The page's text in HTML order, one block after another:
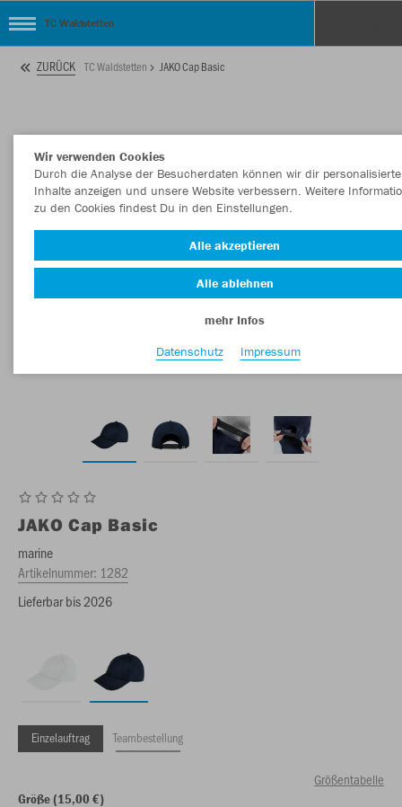
TC Waldstetten
ZURÜCK TC Waldstetten JAKO Cap Basic
JAKO Cap Basic
marine
Artikelnummer: 1282
Lieferbar bis 2026
Einzelauftrag Teambestellung
Größentabelle
Größe (15,00 €)
Wir verwenden Cookies
Durch die Analyse der Besucherdaten können wir dir personalisierte
Inhalte anzeigen und unsere Website verbessern. Weitere
zu den Cookies findest Du in den Einstellungen.
Alle akzeptieren
Alle ablehnen
mehr Infos
Datenschutz
Impressum